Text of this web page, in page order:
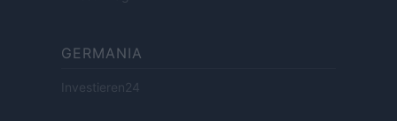
GERMANIA
Investieren24